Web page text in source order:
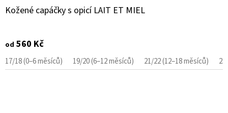
Kožené capáčky s opicí LAIT ET MIEL
od 560 Kč
17/18 (0–6 měsíců) 19/20 (6–12 měsíců) 21/22 (12–18 měsíců)